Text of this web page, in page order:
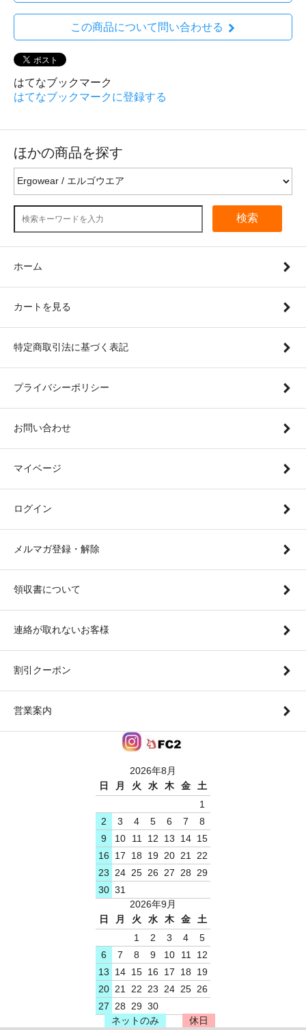
この商品について問い合わせる
はてなブックマーク
はてなブックマークに登録する
ほかの商品を探す
検索
ホーム
カートを見る
特定商取引法に基づく表記
プライバシーポリシー
お問い合わせ
マイベージ
ログイン
メルマガ登録・解除
領収書について
連絡が取れないお客様
割引クーポン
営業案内
2026年8月
日
月 火 水 木 金
土
1
2
3 4 5 6 7
8
9
10 11 12 13 14 15
16
17 18 19 20 21
22
23
24 25 26 27 28
29
30 31
2026年9月
日
月 火 水 木 金
土
1
2 3 4
5
6
7 8 9 10 11
12
13
14 15 16 17 18
19
20 21 22 23 24 25 26
27
28 29 30
ネットのみ
休日